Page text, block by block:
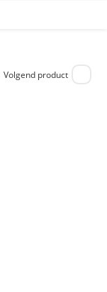
Volgend product